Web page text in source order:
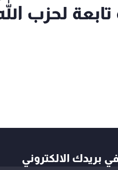
لحزب
بريدك الالكتروني